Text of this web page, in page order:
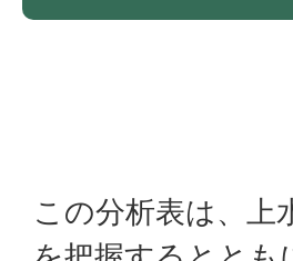
この分析表は、上